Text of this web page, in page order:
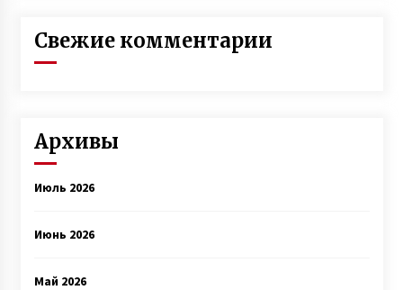
Свежие комментарии
Архивы
Июль 2026
Июнь 2026
Май 2026